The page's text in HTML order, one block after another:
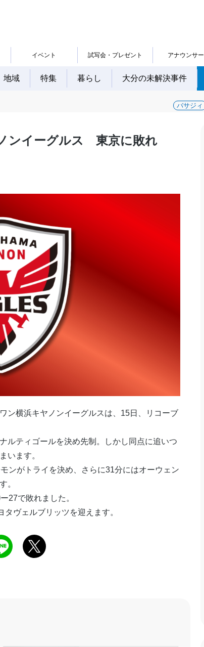
イベント 試写会・プレゼント アナウンサー
地域 特集 暮らし 大分の未解決事件
バサジィ
ンイーグルス 東京に敗れ
ン横浜キヤノンイーグルスは、15日、リコーブ
ルティゴールを決め先制。しかし同点に追いつ
います。
ンがトライを決め、さらに31分にはオーウェン
。
27で敗れました。
ヴェルブリッツを迎えます。